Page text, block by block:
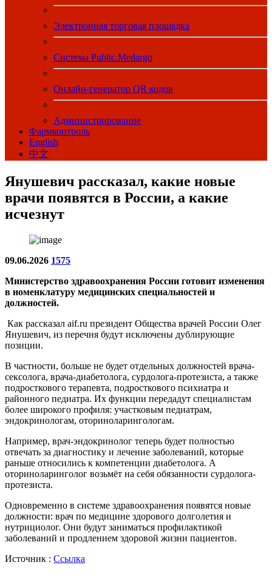
Электронная торговая площадка
Система Public.Medargo
Онлайн-генератор QR кодов
Администрирование
Фармконтроль
English
中文
Янушевич рассказал, какие новые
врачи появятся в России, а какие
исчезнут
09.06.2026 1575
Министерство здравоохранения России готовит изменения
в номенклатуру медицинских специальностей и
должностей.
Как рассказал aif.ru президент Общества врачей России Олег
Янушевич, из перечня будут исключены дублирующие
позиции.
В частности, больше не будет отдельных должностей врача-
сексолога, врача-диабетолога, сурдолога-протезиста, а также
подросткового терапевта, подросткового психиатра и
районного педиатра. Их функции передадут специалистам
более широкого профиля: участковым педиатрам,
эндокринологам, оториноларингологам.
Например, врач-эндокринолог теперь будет полностью
отвечать за диагностику и лечение заболеваний, которые
раньше относились к компетенции диабетолога. А
оториноларинголог возьмёт на себя обязанности сурдолога-
протезиста.
Одновременно в системе здравоохранения появятся новые
должности: врач по медицине здорового долголетия и
нутрициолог. Они будут заниматься профилактикой
заболеваний и продлением здоровой жизни пациентов.
Источник : Ссылка